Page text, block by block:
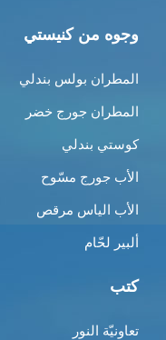
وجوه من كنيستي
المطران بولس بندلي
المطران جورج خضر
كوستي بندلي
الأب جورج مسّوح
الأب الياس مرقص
ألبير لحّام
كتب
تعاونيّة النور